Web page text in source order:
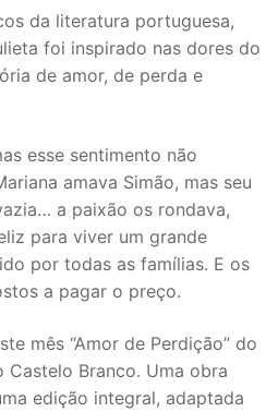
da literatura portuguesa,
foi inspirado nas dores do
de amor, de perda e
esse sentimento não
amava Simão, mas seu
a paixão os rondava,
para viver um grande
por todas as famílias. E os
a pagar o preço.
mês “Amor de Perdição” do
Branco. Uma obra
edição integral, adaptada